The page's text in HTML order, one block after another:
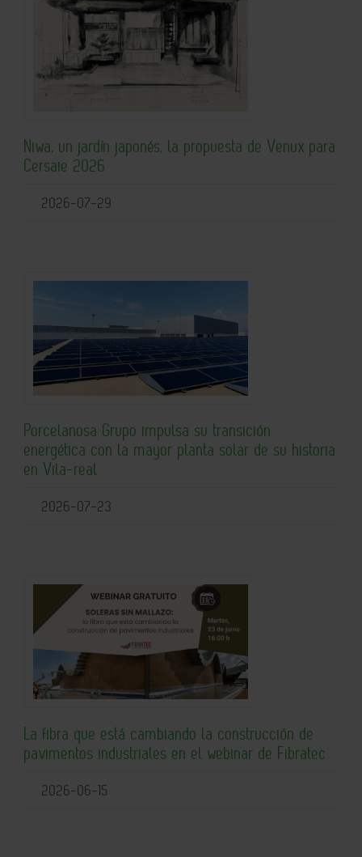
Niwa, un jardín japonés, la propuesta de Venux para
Cersaie 2026
2026-07-29
Porcelanosa Grupo impulsa su transición
energética con la mayor planta solar de su historia
en Vila-real
2026-07-23
La fibra que está cambiando la construcción de
pavimentos industriales en el webinar de Fibratec
2026-06-15